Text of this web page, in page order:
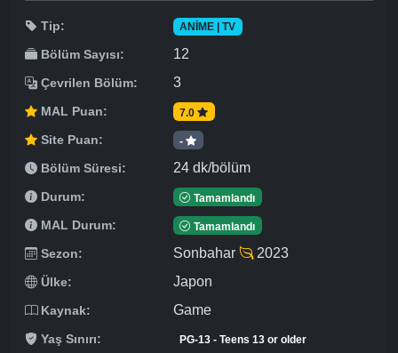
Tip: ANIME | TV
Bölüm Sayısı: 12
Çevrilen Bölüm: 3
MAL Puan: 7.0
Site Puan: -
Bölüm Süresi: 24 dk/bölüm
Durum: Tamamlandı
MAL Durum: Tamamlandı
Sezon: Sonbahar 2023
Ülke: Japon
Kaynak: Game
Yaş Sınırı: PG-13 - Teens 13 or older